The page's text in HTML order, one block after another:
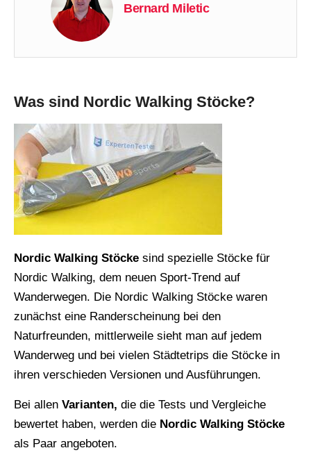
Bernard Miletic
Was sind Nordic Walking Stöcke?
Nordic Walking Stöcke sind spezielle Stöcke für
Nordic Walking, dem neuen Sport-Trend auf
Wanderwegen. Die Nordic Walking Stöcke waren
zunächst eine Randerscheinung bei den
Naturfreunden, mittlerweile sieht man auf jedem
Wanderweg und bei vielen Städtetrips die Stöcke in
ihren verschieden Versionen und Ausführungen.
Bei allen Varianten, die die Tests und Vergleiche
bewertet haben, werden die Nordic Walking Stöcke
als Paar angeboten.